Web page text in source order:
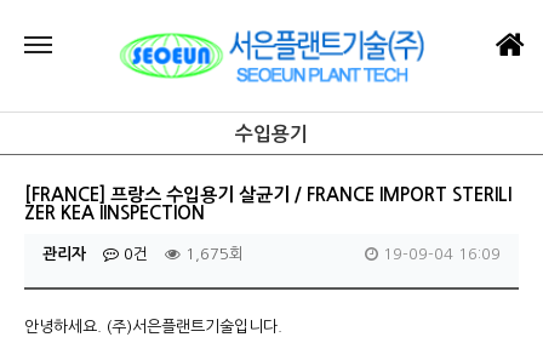
수입용기
[FRANCE] 프랑스 수입용기 살균기 / FRANCE IMPORT STERILI
ZER KEA IINSPECTION
관리자 0건 1,675회 19-09-04 16:09
안녕하세요. (주)서은플랜트기술입니다.